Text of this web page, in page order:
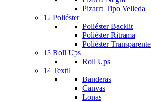
Pizarra Tipo Velleda
12 Poliéster
Poliéster Backlit
Poliéster Ritrama
Poliéster Transparente
13 Roll Ups
Roll Ups
14 Textil
Banderas
Canvas
Lonas